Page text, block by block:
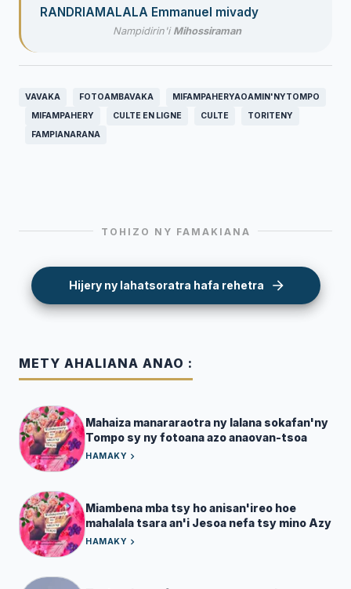
RANDRIAMALALA Emmanuel mivady
Nampidirin'i Mihossiraman
VAVAKA FOTOAMBAVAKA
MIFAMPAHERYAOAMIN'NYTOMPO
MIFAMPAHERY
CULTE EN LIGNE CULTE
TORITENY
FAMPIANARANA
TOHIZO NY FAMAKIANA
Hijery ny lahatsoratra hafa rehetra
METY AHALIANA ANAO :
Mahaiza manararaotra ny lalana sokafan'ny
Tompo sy ny fotoana azo anaovan-tsoa
HAMAKY
Miambena mba tsy ho anisan'ireo hoe
mahalala tsara an'i Jesoa nefa tsy mino Azy
HAMAKY